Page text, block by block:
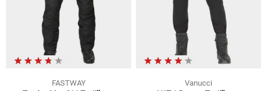
FASTWAY
Vanucci